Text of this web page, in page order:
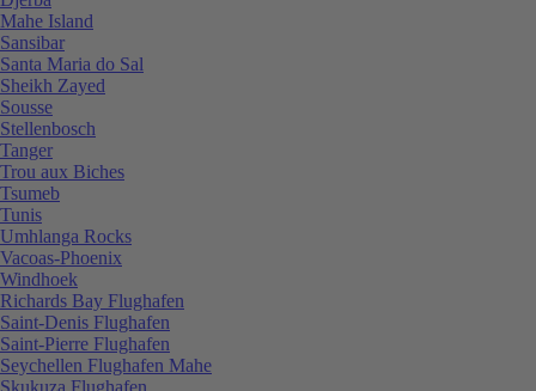
Mahe Island
Sansibar
Santa Maria do Sal
Sheikh Zayed
Sousse
Stellenbosch
Tanger
Trou aux Biches
Tsumeb
Tunis
Umhlanga Rocks
Vacoas-Phoenix
Windhoek
Richards Bay Flughafen
Saint-Denis Flughafen
Saint-Pierre Flughafen
Seychellen Flughafen Mahe
Skukuza Flughafen